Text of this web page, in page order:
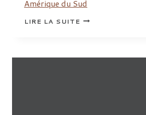
Amérique du Sud
LIRE LA SUITETECHNOLOGIE
LITHIQUE